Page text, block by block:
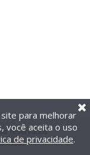
reservados.
para melhorar
você aceita o uso
de privacidade.